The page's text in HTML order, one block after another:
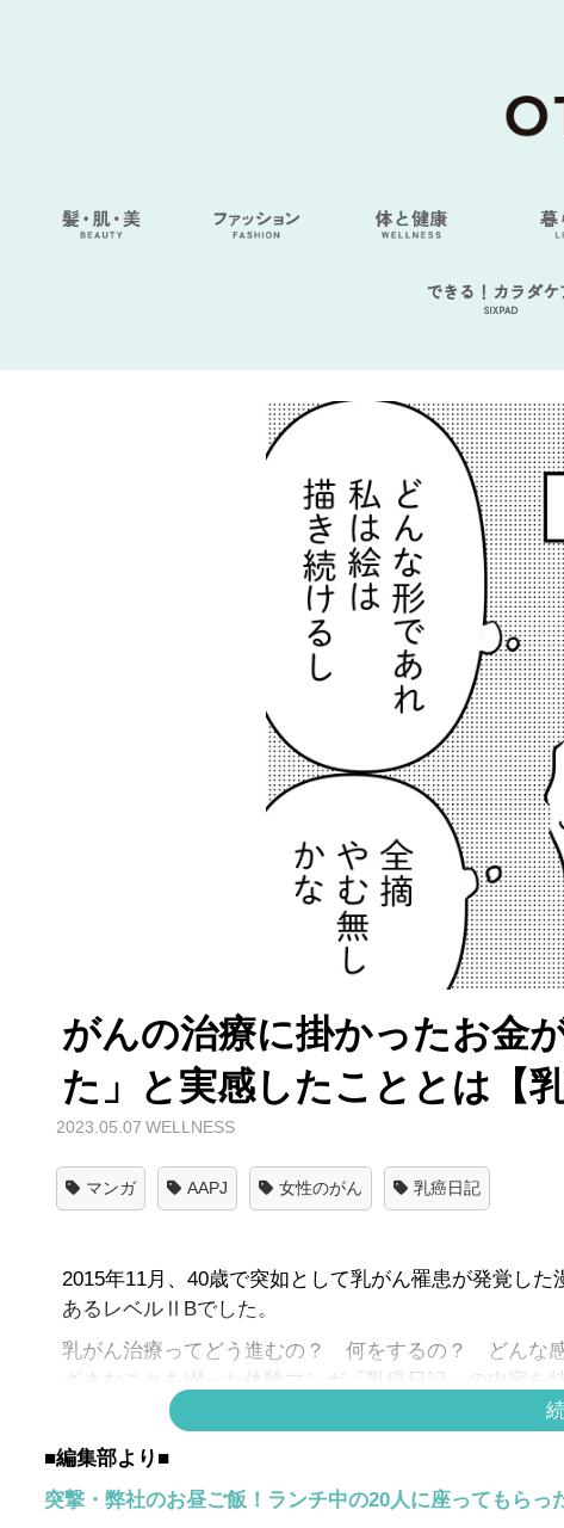
できる！カラダケ
SIXPAD
がんの治療に掛かったお金
た」と実感したこととは【乳
2023.05.07 WELLNESS
マンガ AAPJ 女性のがん 乳癌日記
2015年11月、40歳で突如として乳がん罹患が発覚し
あるレベルⅡBでした。
乳がん治療ってどう進むの？ 何をするの？ どんな
ざまなことを綴った体験マンガ『乳癌日記』の内容を
■編集部より■
突撃・弊社のお昼ご飯！ランチ中の20人に座ってもらっ